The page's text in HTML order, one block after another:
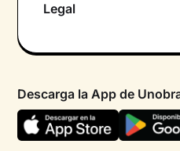
Psicólogo por chat
Ayuda urgente
FAQ
Legal
Política de privacidad
Declaración de
Descarga la App de